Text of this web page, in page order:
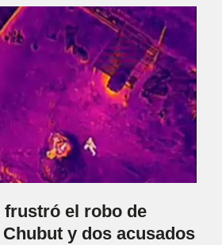
el robo de
y dos acusados